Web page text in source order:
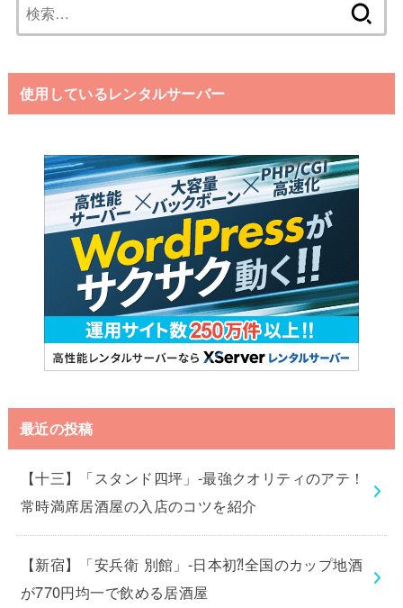
索:
使用しているレンタルサーバー
最近の投稿
【十三】「スタンド四坪」-最強クオリティのアテ！
常時満席居酒屋の入店のコツを紹介
【新宿】「安兵衛 別館」-日本初⁈全国のカップ地酒
が770円均一で飲める居酒屋